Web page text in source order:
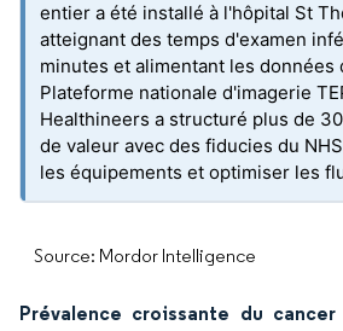
entier a été installé à l'hôpital St
atteignant des temps d'examen
minutes et alimentant les données
Plateforme nationale d'imagerie
Healthineers a structuré plus de
de valeur avec des fiducies du
les équipements et optimiser les
Source: Mordor Intelligence
Prévalence croissante du